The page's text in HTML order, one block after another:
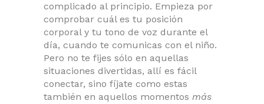
complicado al principio. Empieza por
comprobar cuál es tu posición
corporal y tu tono de voz durante el
día, cuando te comunicas con el niño.
Pero no te fijes sólo en aquellas
situaciones divertidas, allí es fácil
conectar, sino fíjate como estas
también en aquellos momentos más